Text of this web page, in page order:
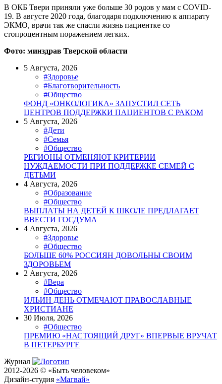
​В ОКБ Твери приняли уже больше 30 родов у мам с COVID-
19. В августе 2020 года, благодаря подключению к аппарату
ЭКМО, врачи так же спасли жизнь пациентке со
стопроцентным поражением легких.
Фото: минздрав Тверской области
5 Августа, 2026
#Здоровье
#Благотворительность
#Общество
ФОНД «ОНКОЛОГИКА» ЗАПУСТИЛ СЕТЬ
ЦЕНТРОВ ПОДДЕРЖКИ ПАЦИЕНТОВ С РАКОМ
5 Августа, 2026
#Дети
#Семья
#Общество
РЕГИОНЫ ОТМЕНЯЮТ КРИТЕРИИ
НУЖДАЕМОСТИ ПРИ ПОДДЕРЖКЕ СЕМЕЙ С
ДЕТЬМИ
4 Августа, 2026
#Образование
#Общество
ВЫПЛАТЫ НА ДЕТЕЙ К ШКОЛЕ ПРЕДЛАГАЕТ
ВВЕСТИ ГОСДУМА
4 Августа, 2026
#Здоровье
#Общество
БОЛЬШЕ 60% РОССИЯН ДОВОЛЬНЫ СВОИМ
ЗДОРОВЬЕМ
2 Августа, 2026
#Вера
#Общество
ИЛЬИН ДЕНЬ ОТМЕЧАЮТ ПРАВОСЛАВНЫЕ
ХРИСТИАНЕ
30 Июля, 2026
#Общество
ПРЕМИЮ «НАСТОЯЩИЙ ДРУГ» ВПЕРВЫЕ ВРУЧАТ
В ПЕТЕРБУРГЕ
Журнал
2012-2026 © «Быть человеком»
Дизайн-студия «Магвай»